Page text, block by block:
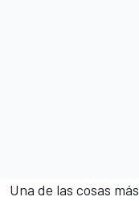
Una de las cosas